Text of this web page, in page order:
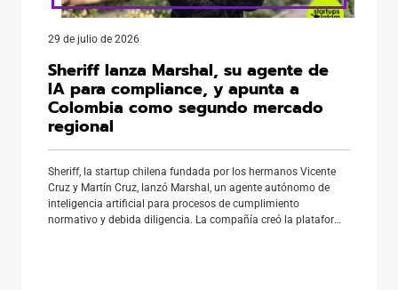
29 de julio de 2026
Sheriff lanza Marshal, su agente de
IA para compliance, y apunta a
Colombia como segundo mercado
regional
Sheriff, la startup chilena fundada por los hermanos Vicente
Cruz y Martín Cruz, lanzó Marshal, un agente autónomo de
inteligencia artificial para procesos de cumplimiento
normativo y debida diligencia. La compañía creó la plataforma